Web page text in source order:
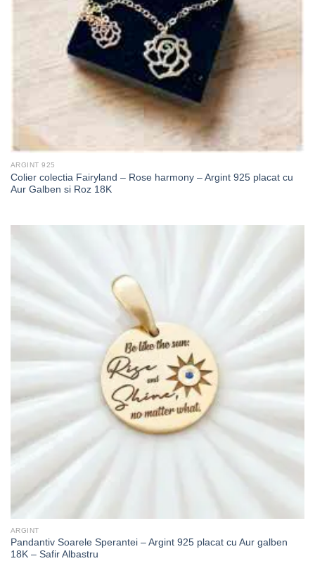
ARGINT 925
Colier colectia Fairyland – Rose harmony – Argint 925 placat cu
Aur Galben si Roz 18K
ARGINT
Pandantiv Soarele Sperantei – Argint 925 placat cu Aur galben
18K – Safir Albastru